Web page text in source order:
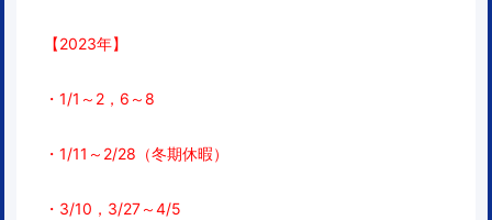
【2023年】
・1/1～2，6～8
・1/11～2/28（冬期休暇）
・3/10，3/27～4/5